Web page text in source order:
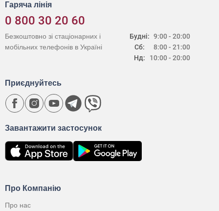
Гаряча лінія
0 800 30 20 60
Будні:
Сб:
Нд:
9:00 - 20:00
8:00 - 21:00
10:00 - 20:00
Безкоштовно зі стаціонарних і
мобільних телефонів в Україні
Про Компанію
Про нас
Завантажити застосунок
Приєднуйтесь